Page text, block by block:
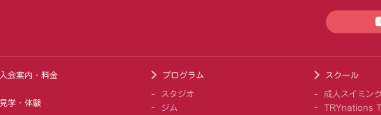
入会案内・料金
見学・体験
プログラム
スタジオ
ジム
スクール
成人スイミン
TRYnations